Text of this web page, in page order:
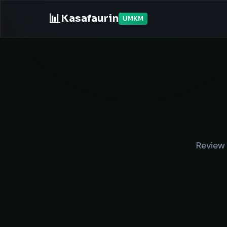
📊Kasafaurin UMKM